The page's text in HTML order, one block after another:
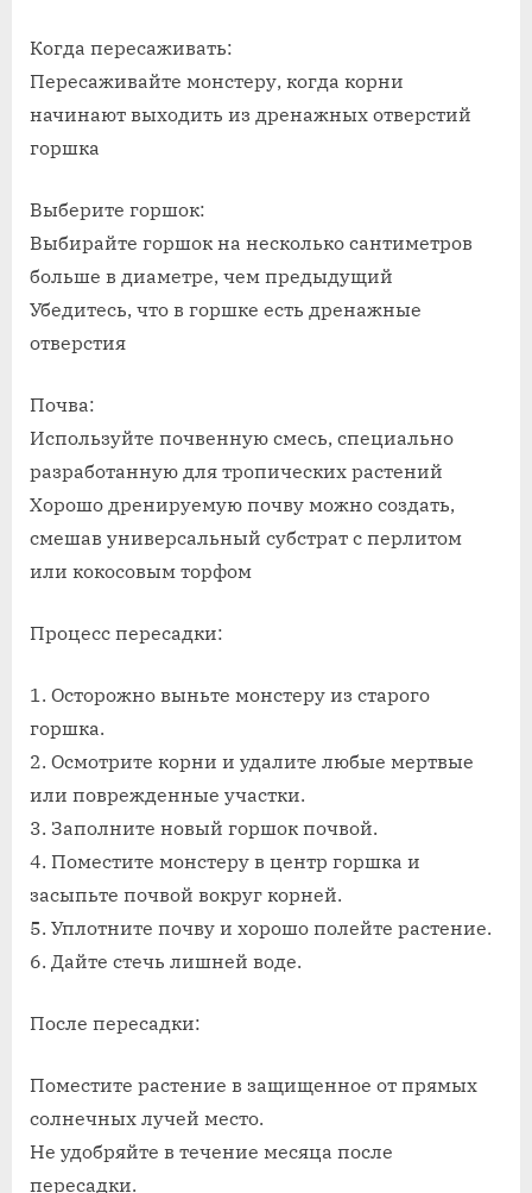
Когда пересаживать:
Пересаживайте монстеру, когда корни
начинают выходить из дренажных отверстий
горшка
Выберите горшок:
Выбирайте горшок на несколько сантиметров
больше в диаметре, чем предыдущий
Убедитесь, что в горшке есть дренажные
отверстия
Почва:
Используйте почвенную смесь, специально
разработанную для тропических растений
Хорошо дренируемую почву можно создать,
смешав универсальный субстрат с перлитом
или кокосовым торфом
Процесс пересадки:
1. Осторожно выньте монстеру из старого
горшка.
2. Осмотрите корни и удалите любые мертвые
или поврежденные участки.
3. Заполните новый горшок почвой.
4. Поместите монстеру в центр горшка и
засыпьте почвой вокруг корней.
5. Уплотните почву и хорошо полейте растение.
6. Дайте стечь лишней воде.
После пересадки:
Поместите растение в защищенное от прямых
солнечных лучей место.
Не удобряйте в течение месяца после
пересадки.